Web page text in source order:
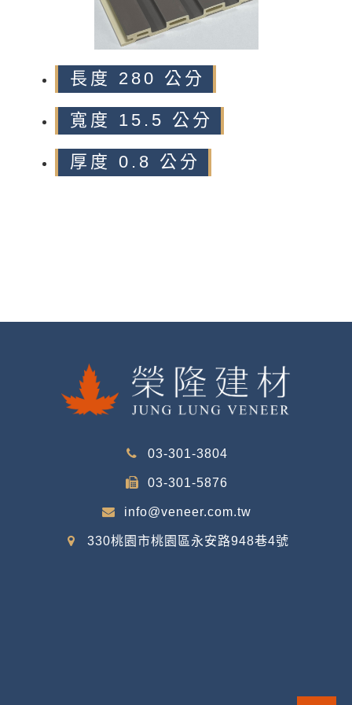
長度 280 公分
寬度 15.5 公分
厚度 0.8 公分
03-301-3804
03-301-5876
info@veneer.com.tw
330桃園市桃園區永安路948巷4號